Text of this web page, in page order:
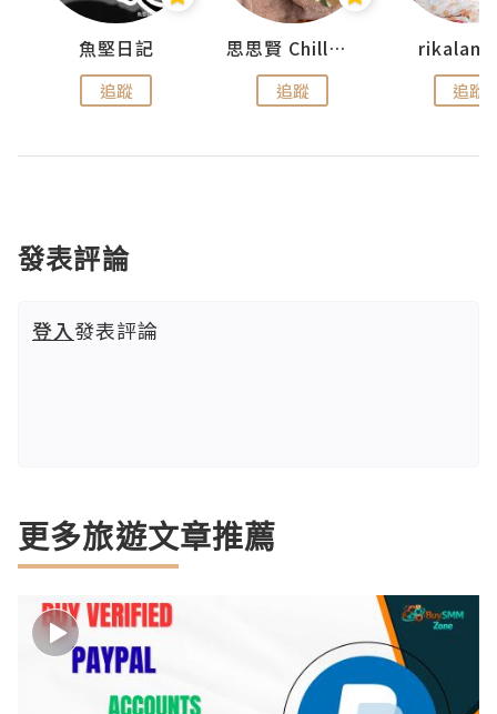
魚堅日記
追蹤
思思賢 ChillMyBabe
追蹤 追蹤
發表評論
登入發表評論
更多旅遊文章推薦